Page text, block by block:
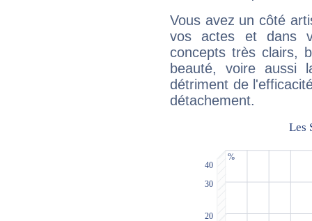
Vous avez un côté
vos actes et dans
concepts très clairs,
beauté, voire aussi
détriment de
détachement.